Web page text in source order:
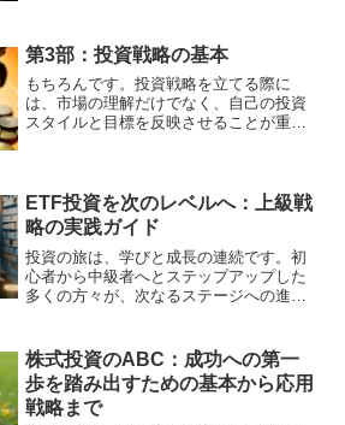
いるか？ステ...
第3部：投資戦略の基本
もちろんです。投資戦略を立てる際に
は、市場の理解だけでなく、自己の投資
スタイルと目標を反映させることが重要
投資: 長期投...
ETF投資を次のレベルへ：上級戦
略の実践ガイド
投資の旅は、学びと成長の連続です。初
心者から中級者へとステップアップした
多くの方々が、次なるステージへの進出
的なガイドラインを提供します。これま
での投資経験を活かし、...
株式投資のABC：成功への第一
歩を踏み出すための基本から応用
戦略まで